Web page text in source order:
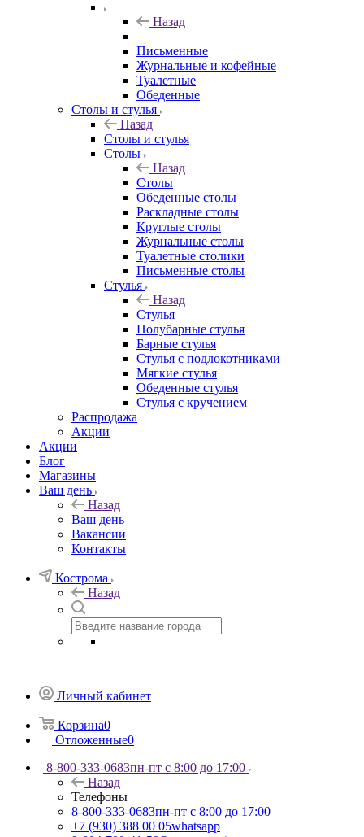
Назад
Письменные
Журнальные и кофейные
Туалетные
Обеденные
Столы и стулья
Назад
Столы и стулья
Столы
Назад
Столы
Обеденные столы
Раскладные столы
Круглые столы
Журнальные столы
Туалетные столики
Письменные столы
Стулья
Назад
Стулья
Полубарные стулья
Барные стулья
Стулья с подлокотниками
Мягкие стулья
Обеденные стулья
Стулья с кручением
Распродажа
Акции
Акции
Блог
Магазины
Ваш день
Назад
Ваш день
Вакансии
Контакты
Кострома
Назад
Личный кабинет
Корзина0
Отложенные0
8-800-333-0683пн-пт с 8:00 до 17:00
Назад
Телефоны
8-800-333-0683пн-пт с 8:00 до 17:00
+7 (930) 388 00 05whatsapp